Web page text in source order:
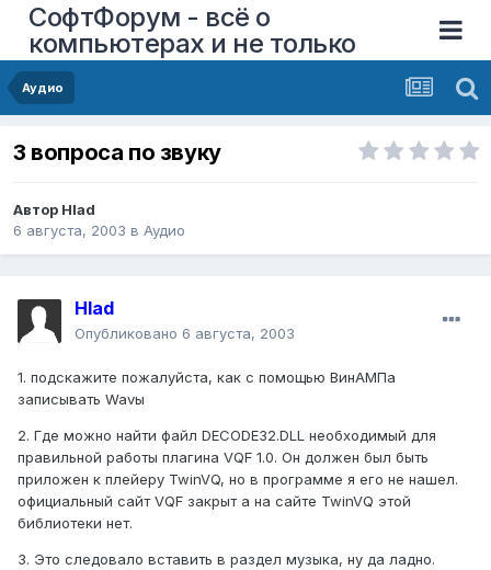
СофтФорум - всё о
компьютерах и не только
Аудио
3 вопроса по звуку
Автор Hlad
6 августа, 2003 в Аудио
Hlad
Опубликовано 6 августа, 2003
1. подскажите пожалуйста, как с помощью ВинАМПа
записывать Wavы
2. Где можно найти файл DECODE32.DLL необходимый для
правильной работы плагина VQF 1.0. Он должен был быть
приложен к плейеру TwinVQ, но в программе я его не нашел.
официальный сайт VQF закрыт а на сайте TwinVQ этой
библиотеки нет.
3. Это следовало вставить в раздел музыка, ну да ладно.